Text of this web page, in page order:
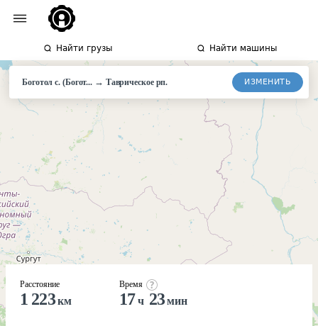
Найти грузы Найти машины
Боготол с. (Богот... → Таврическое рп. ИЗМЕНИТЬ
Расстояние
1 223км
Время
17ч 23мин